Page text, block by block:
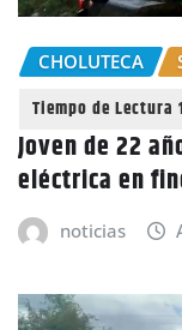
CHOLUTECA
Joven de 22
eléctrica en
noticias